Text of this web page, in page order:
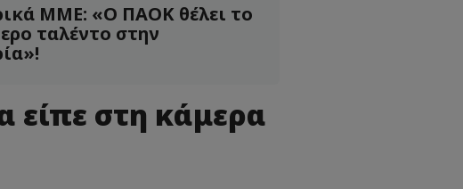
ΜΜΕ: «Ο ΠΑΟΚ θέλει το
ταλέντο στην
είπε στη κάμερα